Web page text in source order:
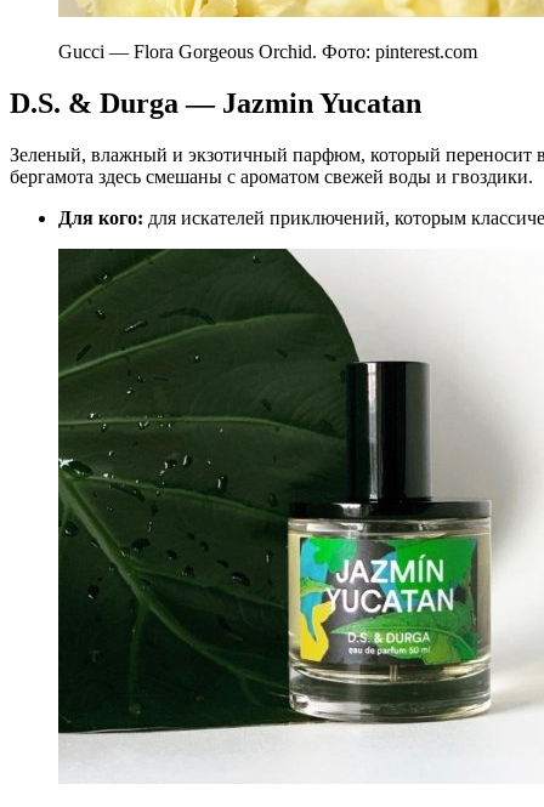
Gucci — Flora Gorgeous Orchid. Фото: pinterest.com
D.S. & Durga — Jazmin Yucatan
Зеленый, влажный и экзотичный парфюм, который
бергамота здесь смешаны с ароматом свежей воды и гвоздики.
Для кого: для искателей приключений, которым